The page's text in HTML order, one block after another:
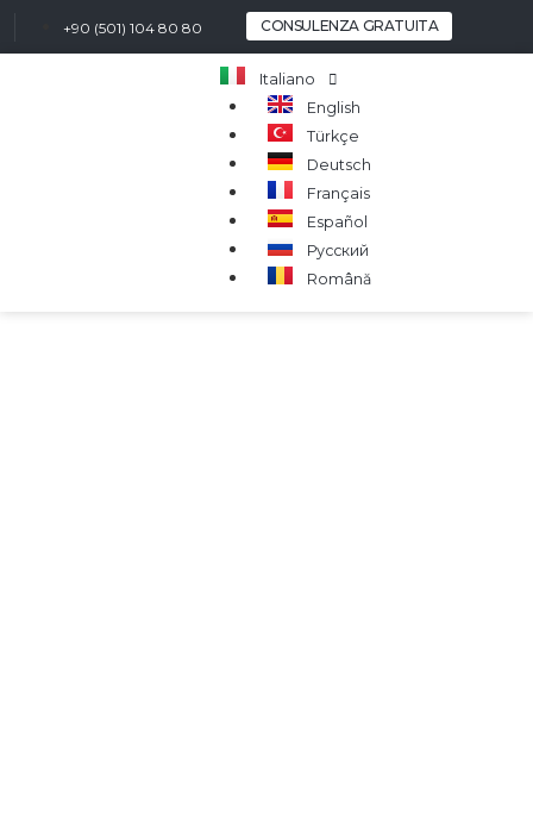
+90 (501) 104 80 80 CONSULENZA GRATUITA
Italiano
English
Türkçe
Deutsch
Français
Español
Русский
Română